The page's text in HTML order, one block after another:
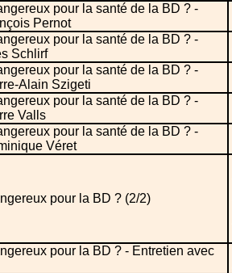
pour la santé de la BD ? -
Pernot
pour la santé de la BD ? -
Schlirf
pour la santé de la BD ? -
Alain Szigeti
pour la santé de la BD ? -
Valls
pour la santé de la BD ? -
Véret
pour la BD ? (2/2)
pour la BD ? - Entretien avec